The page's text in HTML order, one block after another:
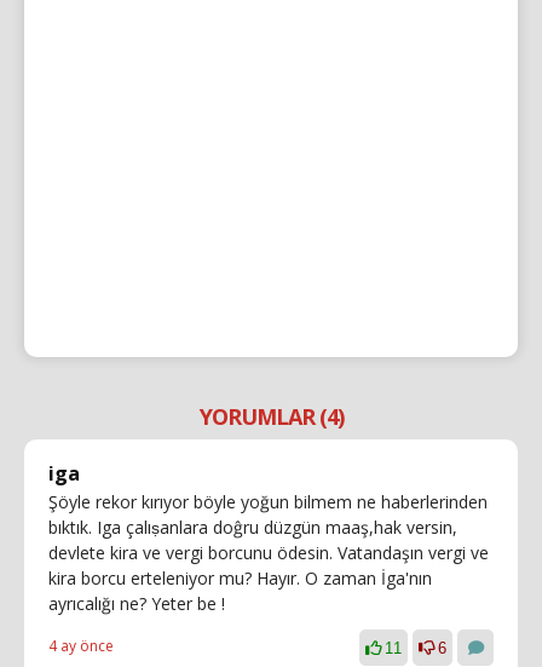
YORUMLAR (4)
iga
Şöyle rekor kırıyor böyle yoğun bilmem ne haberlerinden
bıktık. Iga çalıṣanlara doĝru düzgün maaş,hak versin,
devlete kira ve vergi borcunu ödesin. Vatandaşın vergi ve
kira borcu erteleniyor mu? Hayır. O zaman İga'nın
ayrıcalığı ne? Yeter be !
4 ay önce 11 6